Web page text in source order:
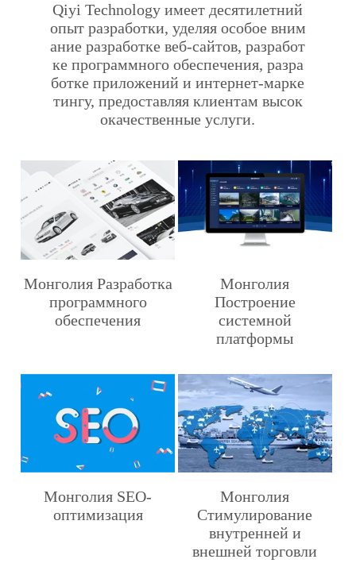
Qiyi Technology имеет десятилетний
опыт разработки, уделяя особое вним
ание разработке веб-сайтов, разработ
ке программного обеспечения, разра
ботке приложений и интернет-марке
тингу, предоставляя клиентам высок
окачественные услуги.
Монголия Разработка
программного
обеспечения
Монголия
Построение
системной
платформы
Монголия SEO-
оптимизация
Монголия
Стимулирование
внутренней и
внешней торговли